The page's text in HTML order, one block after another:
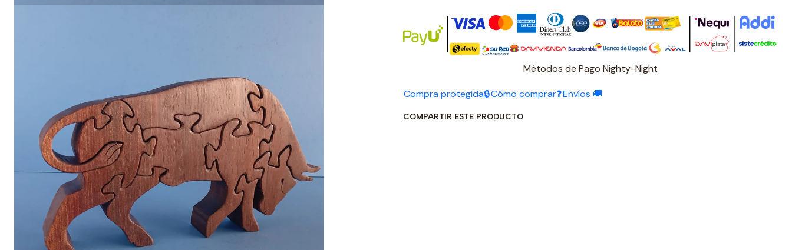
Métodos de Pago Nighty-Night
Compra protegida🔒Cómo comprar❓Envíos 🚚
COMPARTIR ESTE PRODUCTO